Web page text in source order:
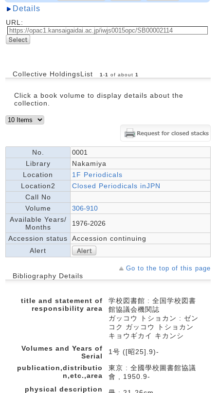
Details
URL:
Collective HoldingsList 1 -1 of about 1
Click a book volume to display details about the
collection.
No.
0001
Library
Nakamiya
Location
1F Periodicals
Location2
Closed Periodicals inJPN
Call No
Volume
306-910
Available Years/
Months
1976-2026
Accession status
Accession continuing
Alert
Go to the top of this page
Bibliography Details
title and statement of
responsibility area
学校図書館 : 全国学校図書
館協議会機関誌
ガッコウ トショカン : ゼン
コク ガッコウ トショカン
キョウギカイ キカンシ
Volumes and Years of
Serial
1号 ([昭25].9)-
publication,distributio
n,etc.,area
東京 : 全國學校圖書館協議
會 , 1950.9-
physical description